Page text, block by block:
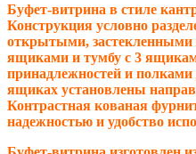
Буфет-витрина в стиле
Конструкция условно
открытыми,
ящиками и тумбу с 3
принадлежностей и
ящиках установлены
Контрастная кованая
надежностью и удобство